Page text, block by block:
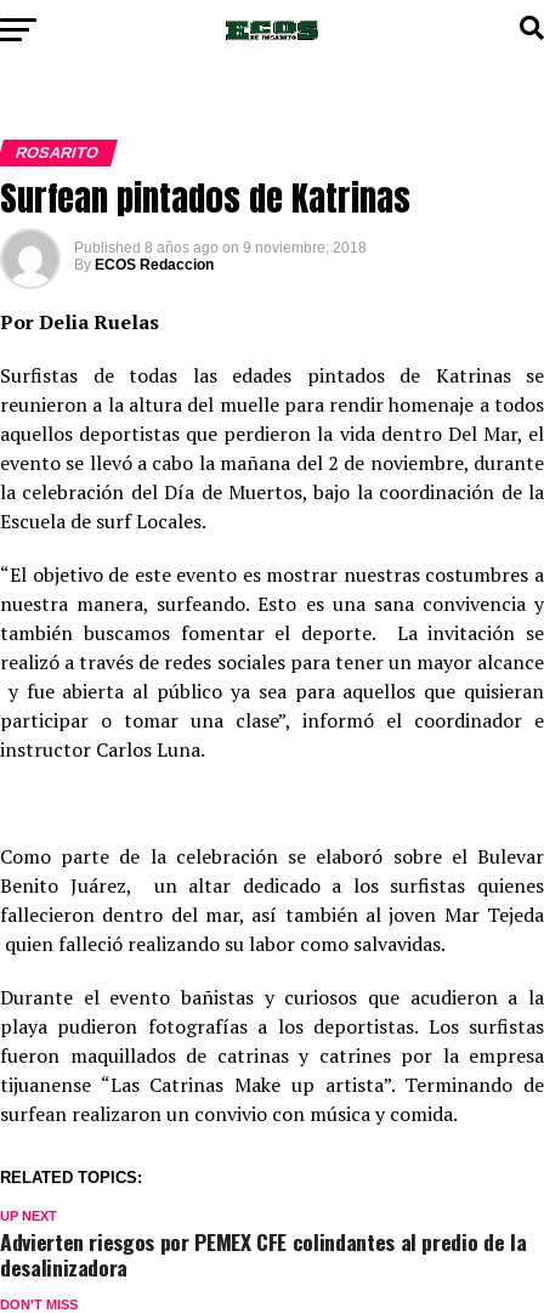
ROSARITO
Surfean pintados de Katrinas
Published 8 años ago on 9 noviembre, 2018
By ECOS Redaccion
Por Delia Ruelas
Surfistas de todas las edades pintados de Katrinas se
reunieron a la altura del muelle para rendir homenaje a todos
aquellos deportistas que perdieron la vida dentro Del Mar, el
evento se llevó a cabo la mañana del 2 de noviembre, durante
la celebración del Día de Muertos, bajo la coordinación de la
Escuela de surf Locales.
“El objetivo de este evento es mostrar nuestras costumbres a
nuestra manera, surfeando. Esto es una sana convivencia y
también buscamos fomentar el deporte. La invitación se
realizó a través de redes sociales para tener un mayor alcance
y fue abierta al público ya sea para aquellos que quisieran
participar o tomar una clase”, informó el coordinador e
instructor Carlos Luna.
Como parte de la celebración se elaboró sobre el Bulevar
Benito Juárez, un altar dedicado a los surfistas quienes
fallecieron dentro del mar, así también al joven Mar Tejeda
quien falleció realizando su labor como salvavidas.
Durante el evento bañistas y curiosos que acudieron a la
playa pudieron fotografías a los deportistas. Los surfistas
fueron maquillados de catrinas y catrines por la empresa
tijuanense “Las Catrinas Make up artista”. Terminando de
surfean realizaron un convivio con música y comida.
RELATED TOPICS:
UP NEXT
Advierten riesgos por PEMEX CFE colindantes al predio de la
desalinizadora
DON'T MISS